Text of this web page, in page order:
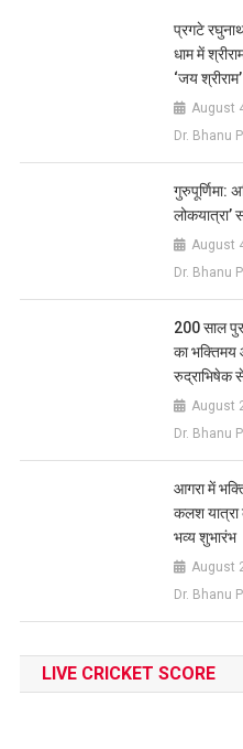
प्रगटे
धाम में
‘जय
August
Dr. Bhanu
गुरुपूर्णिमा:
लोकयात्रा’
August
Dr. Bhanu
200 साल
का भक्तिमय
रुद्राभिषेक
August
Dr. Bhanu
आगरा में
कलश यात्रा
भव्य शुभारंभ
August
Dr. Bhanu
LIVE CRICKET SCORE